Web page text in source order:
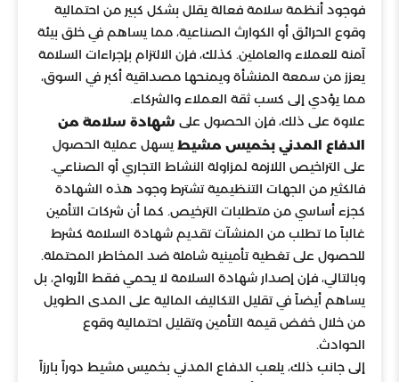
فوجود أنظمة سلامة فعالة يقلل بشكل كبير من احتمالية
وقوع الحرائق أو الكوارث الصناعية، مما يساهم في خلق بيئة
آمنة للعملاء والعاملين. كذلك، فإن الالتزام بإجراءات السلامة
يعزز من سمعة المنشأة ويمنحها مصداقية أكبر في السوق،
مما يؤدي إلى كسب ثقة العملاء والشركاء.
علاوة على ذلك، فإن الحصول على شهادة سلامة من
الدفاع المدني بخميس مشيط يسهل عملية الحصول
على التراخيص اللازمة لمزاولة النشاط التجاري أو الصناعي.
فالكثير من الجهات التنظيمية تشترط وجود هذه الشهادة
كجزء أساسي من متطلبات الترخيص. كما أن شركات التأمين
غالباً ما تطلب من المنشآت تقديم شهادة السلامة كشرط
للحصول على تغطية تأمينية شاملة ضد المخاطر المحتملة.
وبالتالي، فإن إصدار شهادة السلامة لا يحمي فقط الأرواح، بل
يساهم أيضاً في تقليل التكاليف المالية على المدى الطويل
من خلال خفض قيمة التأمين وتقليل احتمالية وقوع
الحوادث.
إلى جانب ذلك، يلعب الدفاع المدني بخميس مشيط دوراً بارزاً